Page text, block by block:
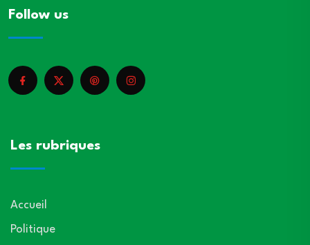
Follow us
Les rubriques
Accueil
Politique